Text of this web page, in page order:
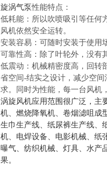
旋涡气泵性能特点：
低耗能：所以吹喷吸引等任何
风机依然安全运转。
安装容易：可随时安装于使用
可靠性高：除了叶轮外，没有
低震动：机械精密度高，回转
省空间-结实之设计，减少空
求。同时为性能，每一台风机
涡旋风机应用范围很广泛，主
机、燃烧降氧机、卷烟滤咀成
生巾生产线、纸尿裤生产线、
机、电焊设备、电影机械、纸
曝气、纺织机械、灯具、水产
果。